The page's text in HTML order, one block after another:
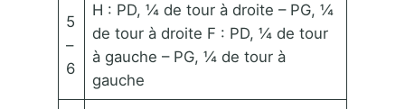
5
–
6
H : PD, ¼ de tour à droite – PG, ¼
de tour à droite F : PD, ¼ de tour
à gauche – PG, ¼ de tour à
gauche